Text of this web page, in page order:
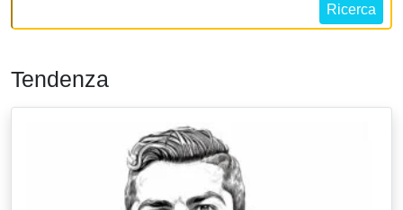
Ricerca
Tendenza